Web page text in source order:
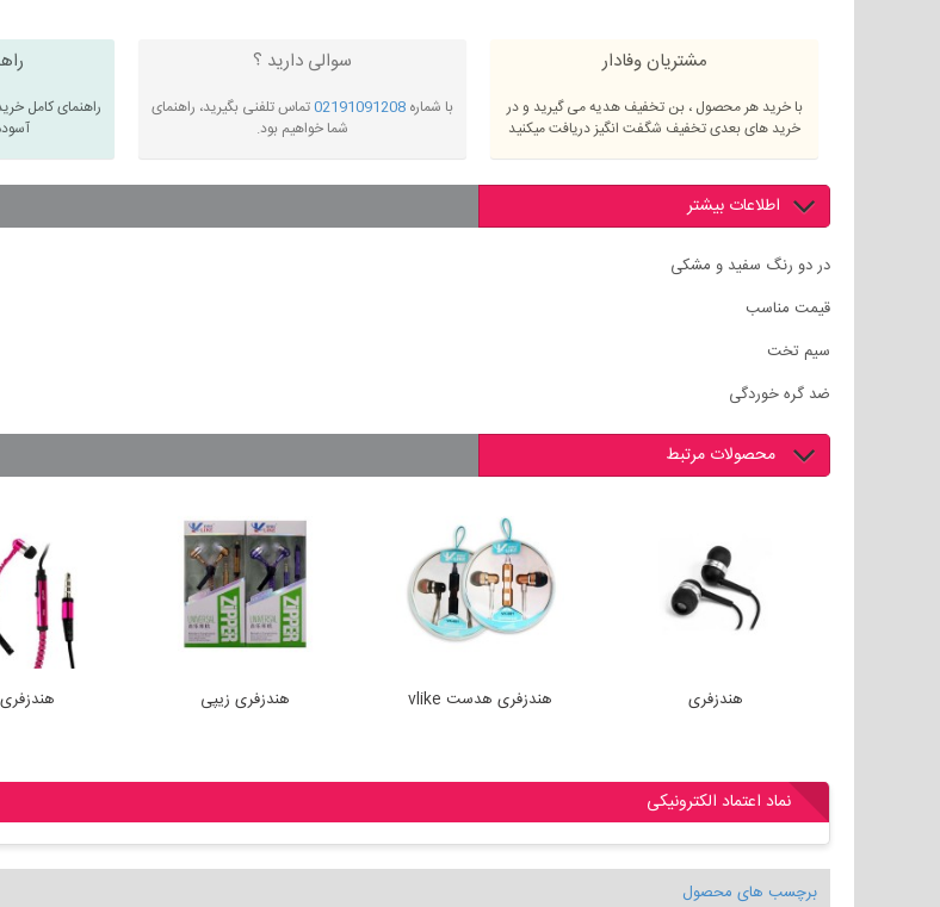
مشتریان وفادار
با خرید هر محصول ، بن تخفیف هدیه می گیرید و در
خرید های بعدی تخفیف شگفت انگیز دریافت میکنید
سوالی دارید ؟
با شماره 02191091208تماس تلفنی بگیرید، راهنمای
شما خواهیم بود.
راهنمای کامل
اطلاعات بیشتر
در دو رنگ سفید و مشکی
قیمت مناسب
سیم تخت
ضد گره خوردگی
محصولات مرتبط
هندزفری زیپی هندزفری هدست vlike هندزفری
نماد اعتماد الکترونیکی
برچسب های محصول